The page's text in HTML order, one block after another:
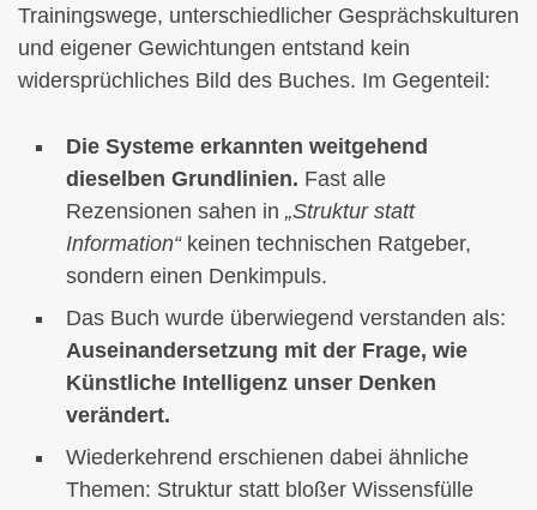
Trainingswege, unterschiedlicher Gesprächskulturen
und eigener Gewichtungen entstand kein
widersprüchliches Bild des Buches. Im Gegenteil:
Die Systeme erkannten weitgehend
dieselben Grundlinien. Fast alle
Rezensionen sahen in „Struktur statt
Information“keinen technischen Ratgeber,
sondern einen Denkimpuls.
Das Buch wurde überwiegend verstanden als:
Auseinandersetzung mit der Frage, wie
Künstliche Intelligenz unser Denken
verändert.
Wiederkehrend erschienen dabei ähnliche
Themen: Struktur statt bloßer Wissensfülle